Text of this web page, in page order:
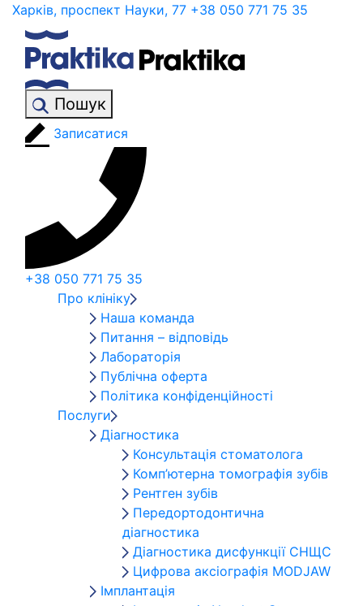
Харків, проспект Науки, 77 +38 050 771 75 35
Пошук
Записатися
+38 050 771 75 35
Про клініку
Наша команда
Питання – відповідь
Лабораторія
Публічна оферта
Політика конфіденційності
Послуги
Діагностика
Консультація стоматолога
Комп’ютерна томографія зубів
Рентген зубів
Передортодонтична
діагностика
Діагностика дисфункції СНЩС
Цифрова аксіографія MODJAW
Імплантація